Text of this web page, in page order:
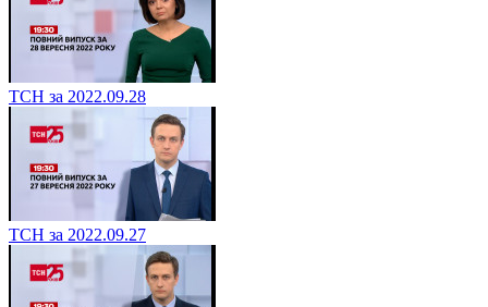
ТСН за 2022.09.28
ТСН за 2022.09.27